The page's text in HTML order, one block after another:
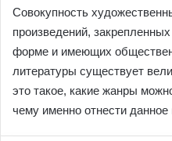
Совокупность
произведений,
форме и имеющих
литературы существует
это такое, какие жанры
чему именно отнести данное